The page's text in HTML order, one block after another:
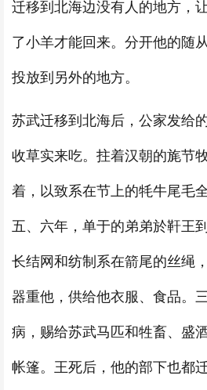
迁移到北海边没有人的地方，
了小羊才能回来。分开他的随
投放到另外的地方。
苏武迁移到北海后，公家发给
收草实来吃。拄着汉朝的旄节
着，以致系在节上的牦牛尾毛
五、六年，单于的弟弟於靬王
长结网和纺制系在箭尾的丝绳
器重他，供给他衣服、食品。
病，赐给苏武马匹和牲畜、盛
帐篷。王死后，他的部下也都